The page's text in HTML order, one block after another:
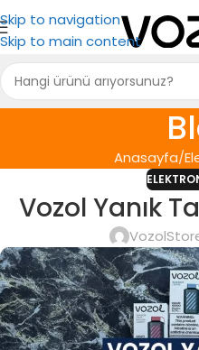
Skip to navigation
Skip to main content
Anasayfa
Vozol Yanık